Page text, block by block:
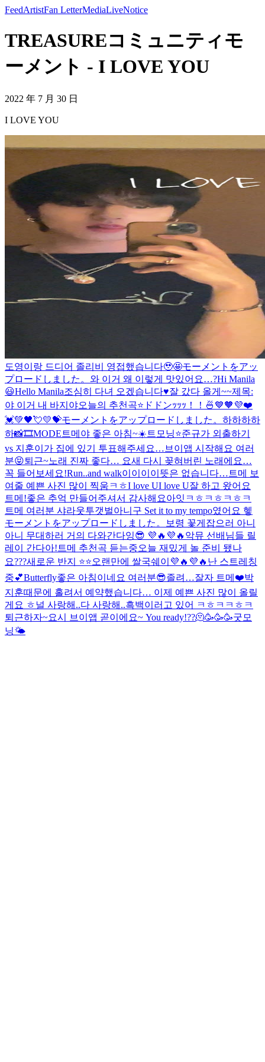
FeedArtistFan LetterMediaLiveNotice
TREASUREコミュニティモ
ーメント - I LOVE YOU
2022 年 7 月 30 日
I LOVE YOU
도영이랑 드디어 졸리비 영접했습니다🥹🤩モーメントをアッ
プロードしました。 와 이거 왜 이렇게 맛있어요…?Hi Manila
😃Hello Manila조심히 다녀 오겠습니다♥️잘 갔다 올게~~제목:
야 이거 내 바지야오늘의 추천곡⭐️ ドドンｯｯｯ！！🍜 💙🧡💜❤️
💓💚🖤💘💛💝モーメントをアップロードしました。 하하하하
하📸🎞MODE 트메야 좋은 아침~☀️ 트모닝⭐️준규가 외출하기
vs 지훈이가 집에 있기 투표해주세요… 브이앱 시작해요 여러
분😝퇴근~노래 진짜 좋다… 요새 다시 꽂혀버린 노래에요…
꼭 들어보세요!Run..and walk이이이이뜻은 없습니다… 트메 보
여줄 예쁜 사진 많이 찍움ㅋㅎI love UI love U잘 하고 왔어요
트메!좋은 추억 만들어주셔서 감사해요아잇ㅋㅎㅋㅎㅋㅎㅋ
트메 여러분 샤라웃투갯벌아니구 Set it to my tempo였어요 헿
モーメントをアップロードしました。
보령 꽃게잡으러 아니
아니 무대하러 거의 다와간다잉😎 💜🔥💜🔥 악뮤 선배님들 릴
레이 간다아! 트메 추천곡 듣는중오늘 재밌게 놀 준비 됐나
요???새로운 반지 ⭐️⭐️오랜만에 쌀국쉐이💜🔥💜🔥 난 스트레칭
중💕Butterfly좋은 아침이네요 여러분😎졸려…잘자 트메❤️박
지훈때문에 홀려서 예약했습니다… 이제 예쁜 사진 많이 올릴
게요 ㅎ 널 사랑해..다 사랑해..흑백이러고 있어 ㅋㅎㅋㅋㅎㅋ
퇴근하자~요시 브이앱 곧이에요~ You ready!??🫠🥳🥳🥳굿모
닝🌤